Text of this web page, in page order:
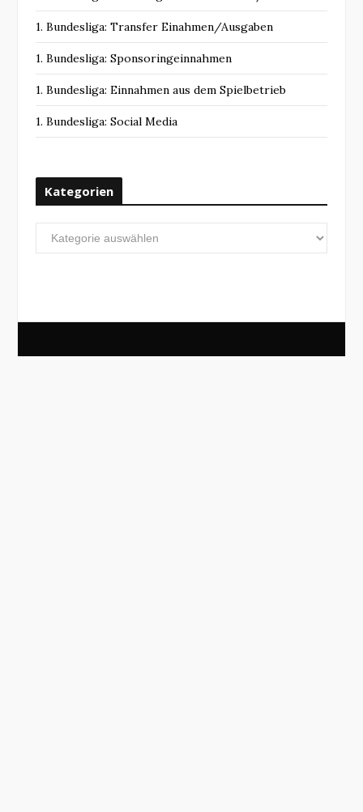
1. Bundesliga: Transfer Einahmen/Ausgaben
1. Bundesliga: Sponsoringeinnahmen
1. Bundesliga: Einnahmen aus dem Spielbetrieb
1. Bundesliga: Social Media
Kategorien
Kategorien